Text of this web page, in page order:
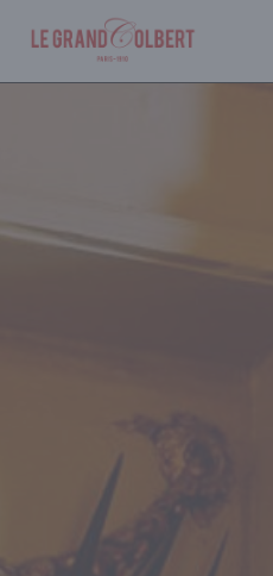
CCookie-styringspanel